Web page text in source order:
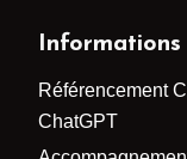
Informations
Référencement
ChatGPT